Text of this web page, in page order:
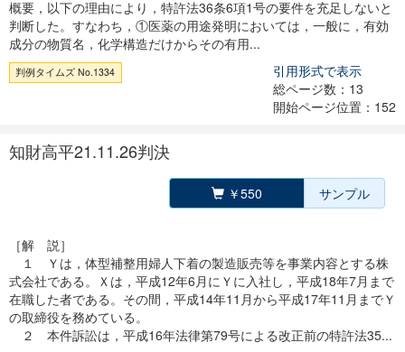
概要，以下の理由により，特許法36条6項1号の要件を充足しないと
判断した。すなわち，①医薬の用途発明においては，一般に，有効
成分の物質名，化学構造だけからその有用...
判例タイムズ No.1334
引用形式で表示
総ページ数：13
開始ページ位置：152
知財高平21.11.26判決
￥550 サンプル
［解 説］
１ Ｙは，体型補整用婦人下着の製造販売等を事業内容とする株
式会社である。Ｘは，平成12年6月にＹに入社し，平成18年7月まで
在職した者である。その間，平成14年11月から平成17年11月までＹ
の取締役を務めている。
２ 本件訴訟は，平成16年法律第79号による改正前の特許法35...